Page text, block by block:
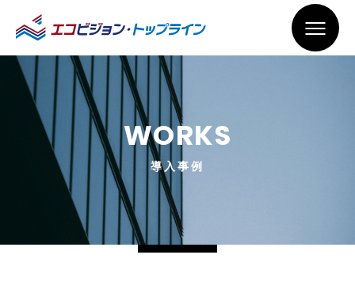
WORKS
導入事例